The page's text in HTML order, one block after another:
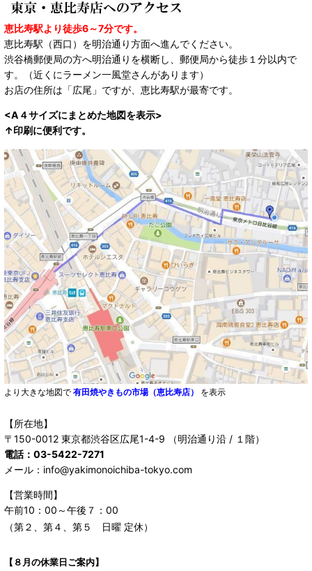
恵比寿駅より徒歩6～7分です。
恵比寿駅（西口）を明治通り方面へ進んでください。
渋谷橋郵便局の方へ明治通りを横断し、郵便局から徒歩１分以内で
す。（近くにラーメン一風堂さんがあります）
お店の住所は「広尾」ですが、恵比寿駅が最寄です。
<A４サイズにまとめた地図を表示>
↑印刷に便利です。
より大きな地図で 有田焼やきもの市場（恵比寿店） を表示
【所在地】
〒150-0012 東京都渋谷区広尾1-4-9 （明治通り沿 / １階）
電話：03-5422-7271
メール：info@yakimonoichiba-tokyo.com
【営業時間】
午前10：00～午後７：00
（第２、第４、第５ 日曜 定休）
【８月の休業日ご案内】